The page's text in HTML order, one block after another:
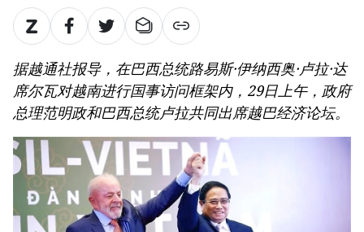
据越通社报导，在巴西总统路易斯·伊纳西奥·卢拉·达
席尔瓦对越南进行国事访问框架内，29日上午，政府
总理范明政和巴西总统卢拉共同出席越巴经济论坛。